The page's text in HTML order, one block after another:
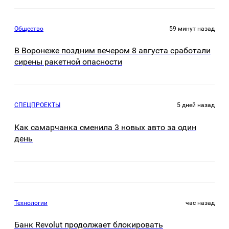
Общество 59 минут назад
В Воронеже поздним вечером 8 августа сработали
сирены ракетной опасности
СПЕЦПРОЕКТЫ 5 дней назад
Как самарчанка сменила 3 новых авто за один
день
Технологии час назад
Банк Revolut продолжает блокировать